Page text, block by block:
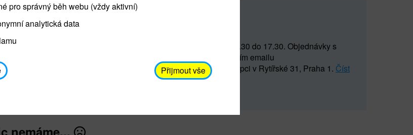
Prodej blahopřání a dárků UNICEF
Prodejna UNICEF bude otevřena každý čtvrtek o 11 do 15 a od 15.30 do 17.30. Objednávky s
osobním odběrem je možné vyzvednout po domluvě (prostřednictvím emailu
avodickova@unicef.cz nebo telefonním čísle 606 655 547) na recepci v Rytířské 31, Praha 1. Číst
dále
nemáme...
pro správný běh webu (vždy aktivní)
analytická data
Přijmout vše